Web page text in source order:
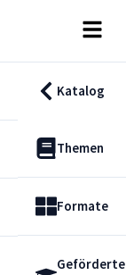
Katalog
Themen
Formate
Geförderte